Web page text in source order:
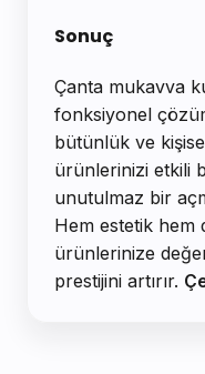
Sonuç
Çanta mukavva
fonksiyonel
bütünlük ve
ürünlerinizi etkili
unutulmaz bir
Hem estetik hem
ürünlerinize
prestijini artırır.